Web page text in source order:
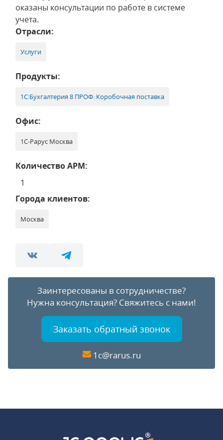
оказаны консультации по работе в системе
учета.
Отрасли:
Услуги
Продукты:
1С:Бухгалтерия 8 ПРОФ. Коробочная поставка
Офис:
1С-Рарус Москва
Количество АРМ:
1
Города клиентов:
Москва
Заинтересованы в сотрудничестве?
Нужна консультация? Свяжитесь с нами!
Заказать обратный звонок
1c@rarus.ru